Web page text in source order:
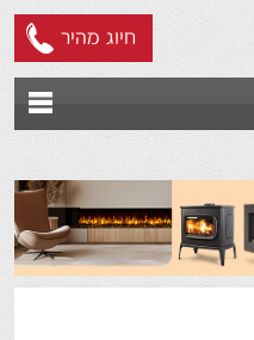
חיוג מהיר